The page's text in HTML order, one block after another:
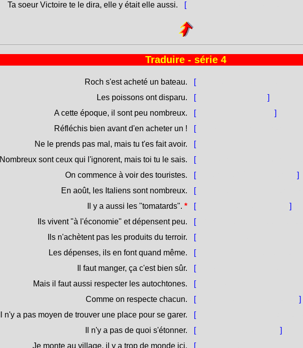
Ta soeur Victoire te le dira, elle y était elle aussi.
[
Traduire - série 4
Roch s'est acheté un bateau. [
Les poissons ont disparu.
[
]
A cette époque, il sont peu nombreux.
[
]
Réfléchis bien avant d'en acheter un !
[
Ne le prends pas mal, mais tu t'es fait avoir.
[
Nombreux sont ceux qui l'ignorent, mais toi tu le sais.
[
On commence à voir des touristes.
[
]
En août, les Italiens sont nombreux.
[
Il y a aussi les "tomatards". * [
]
Ils vivent "à l'économie" et dépensent peu.
[
Ils n'achètent pas les produits du terroir.
[
Les dépenses, ils en font quand même.
[
Il faut manger, ça c'est bien sûr.
[
Mais il faut aussi respecter les autochtones.
[
Comme on respecte chacun.
[
]
Il n'y a pas moyen de trouver une place pour se garer.
[
Il n'y a pas de quoi s'étonner.
[
]
Je monte au village, il y a trop de monde ici.
[